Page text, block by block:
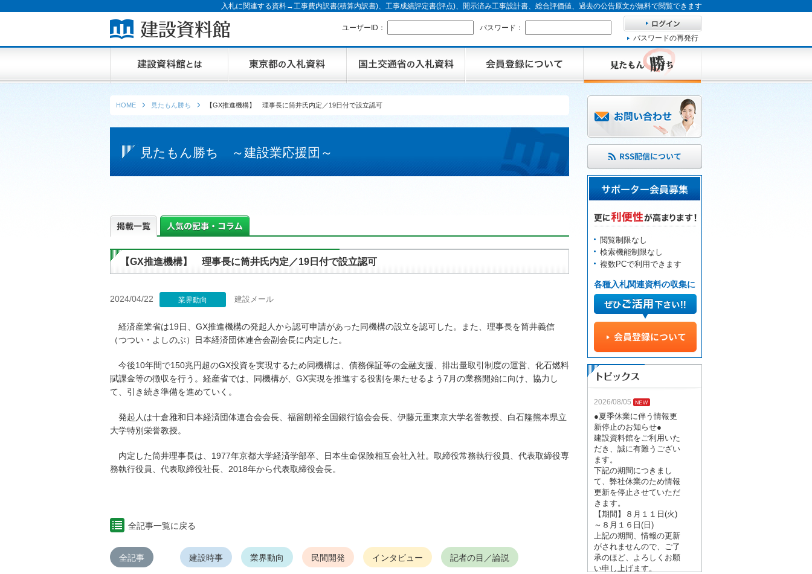
入札に関連する資料→工事費内訳書(積算内訳書)、工事成績評定書(評点)、開示済み工事設計書、総合評価値、過去の公告原文が無料で閲覧できます
ユーザーID：
パスワード：
パスワードの再発行
HOME 見たもん勝ち 【GX推進機構】 理事長に筒井氏内定／19日付で設立認可
見たもん勝ち ～建設業応援団～
【GX推進機構】 理事長に筒井氏内定／19日付で設立認可
2024/04/22 業界動向 建設メール
経済産業省は19日、GX推進機構の発起人から認可申請があった同機構の設立を認可した。また、理事長を筒井義信
（つつい・よしのぶ）日本経済団体連合会副会長に内定した。
今後10年間で150兆円超のGX投資を実現するため同機構は、債務保証等の金融支援、排出量取引制度の運営、化石燃料
賦課金等の徴収を行う。経産省では、同機構が、GX実現を推進する役割を果たせるよう7月の業務開始に向け、協力し
て、引き続き準備を進めていく。
発起人は十倉雅和日本経済団体連合会会長、福留朗裕全国銀行協会会長、伊藤元重東京大学名誉教授、白石隆熊本県立
大学特別栄誉教授。
内定した筒井理事長は、1977年京都大学経済学部卒、日本生命保険相互会社入社。取締役常務執行役員、代表取締役専
務執行役員、代表取締役社長、2018年から代表取締役会長。
全記事一覧に戻る
全記事 建設時事 業界動向 民間開発 インタビュー 記者の目／論説
閲覧制限なし
検索機能制限なし
複数PCで利用できます
各種入札関連資料の収集に
2026/08/05
●夏季休業に伴う情報更
新停止のお知らせ●
建設資料館をご利用いた
だき、誠に有難うござい
ます。
下記の期間につきまし
て、弊社休業のため情報
更新を停止させていただ
きます。
【期間】８月１１日(火)
～８月１６日(日)
上記の期間、情報の更新
がされませんので、ご了
承のほど、よろしくお願
い申し上げます。